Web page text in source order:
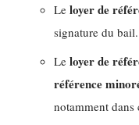
Le loyer de
signature du bail.
Le loyer de
référence
notamment